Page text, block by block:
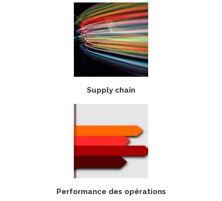
Supply chain
Performance des opérations